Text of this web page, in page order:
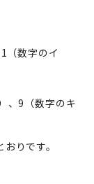
（数字のイ
、9（数字のキ
りです。